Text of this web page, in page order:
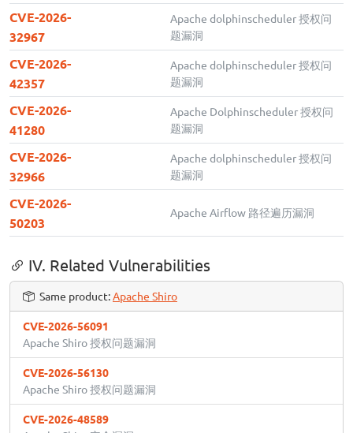
CVE-2026-
32967
Apache dolphinscheduler 授权问
题漏洞
CVE-2026-
42357
Apache dolphinscheduler 授权问
题漏洞
CVE-2026-
41280
Apache Dolphinscheduler 授权问
题漏洞
CVE-2026-
32966
Apache dolphinscheduler 授权问
题漏洞
CVE-2026-
50203
Apache Airflow 路径遍历漏洞
IV. Related Vulnerabilities
Same product:Apache Shiro
CVE-2026-56091
Apache Shiro 授权问题漏洞
CVE-2026-56130
Apache Shiro 授权问题漏洞
CVE-2026-48589